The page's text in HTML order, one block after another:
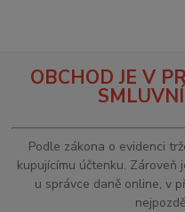
OBCHOD JE V
Podle zákona o evidenci
kupujícímu účtenku.
u správce daně online, v